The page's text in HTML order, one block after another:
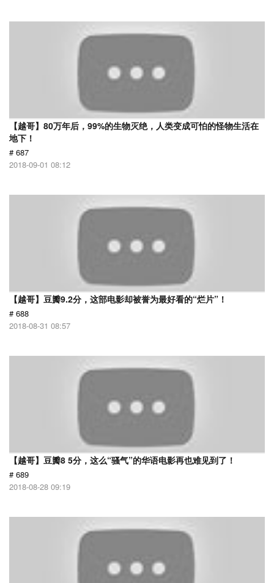
【越哥】80万年后，99%的生物灭绝，人类变成可怕的怪物生活在
地下！
# 687
2018-09-01 08:12
【越哥】豆瓣9.2分，这部电影却被誉为最好看的“烂片”！
# 688
2018-08-31 08:57
【越哥】豆瓣8 5分，这么“骚气”的华语电影再也难见到了！
# 689
2018-08-28 09:19